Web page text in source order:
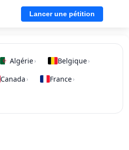
Lancer une pétition
Algérie› Belgique›
Canada › France›